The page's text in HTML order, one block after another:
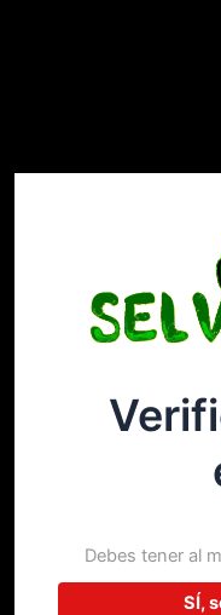
¡Disculpa
Debes tener al
SÍ,